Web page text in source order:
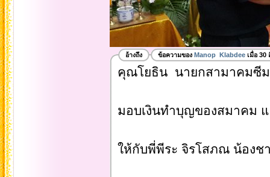
อ้างถึง ข้อความของ Manop Klabdeeเมื่อ 30
คุณโยธิน นายกสามาคมซีม
มอบเงินทำบุญของสมาคม
ให้กับพี่พีระ จิรโสภณ น้องช